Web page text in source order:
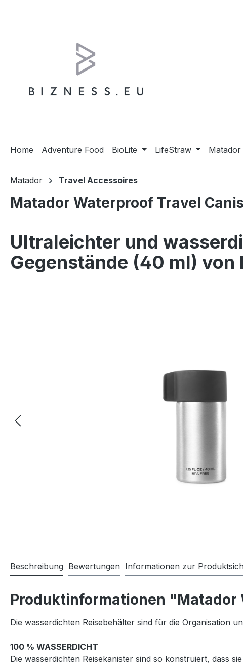
Home Adventure Food BioLite LifeStraw Matador
Matador Travel Accessoires
Matador Waterproof Travel
Ultraleichter und
Gegenstände (40 ml) von
Beschreibung Bewertungen Informationen zur
Produktinformationen "Matador
Die wasserdichten Reisebehälter sind für die Organisation
100 % WASSERDICHT
Die wasserdichten Reisekanister sind so konstruiert, dass